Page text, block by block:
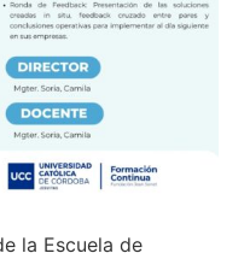
la Escuela de